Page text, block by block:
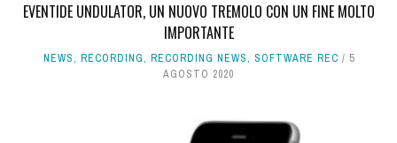
EVENTIDE UNDULATOR, UN NUOVO TREMOLO CON UN FINE MOLTO
IMPORTANTE
NEWS, RECORDING, RECORDING NEWS, SOFTWARE REC
5
AGOSTO 2020